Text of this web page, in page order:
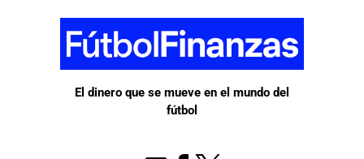
El dinero que se mueve en el mundo del
fútbol